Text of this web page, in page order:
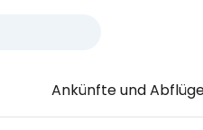
Ankünfte und